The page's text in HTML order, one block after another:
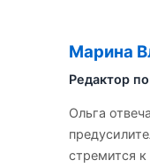
Марина
Редактор
Ольга
стремится